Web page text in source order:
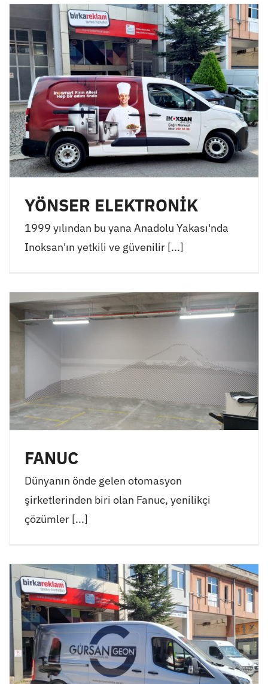
YÖNSER ELEKTRONİK
1999 yılından bu yana Anadolu Yakası'nda
Inoksan'ın yetkili ve güvenilir [...]
FANUC
Dünyanın önde gelen otomasyon
şirketlerinden biri olan Fanuc, yenilikçi
çözümler [...]